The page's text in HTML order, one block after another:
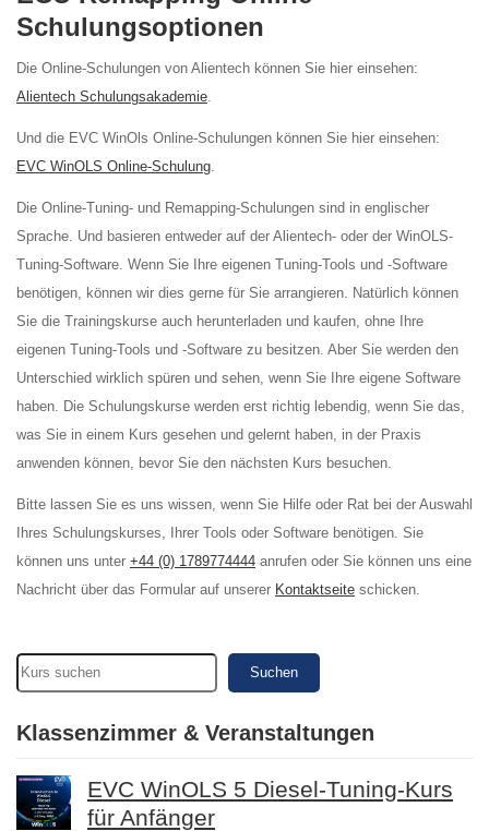
Schulungsoptionen
Die Online-Schulungen von Alientech können Sie hier einsehen:
Alientech Schulungsakademie
Und die EVC WinOls Online-Schulungen können Sie hier einsehen:
EVC WinOLS Online-Schulung
Die Online-Tuning- und Remapping-Schulungen sind in englischer
Sprache. Und basieren entweder auf der Alientech- oder der WinOLS-
Tuning-Software. Wenn Sie Ihre eigenen Tuning-Tools und -Software
benötigen, können wir dies gerne für Sie arrangieren. Natürlich können
Sie die Trainingskurse auch herunterladen und kaufen, ohne Ihre
eigenen Tuning-Tools und -Software zu besitzen. Aber Sie werden den
Unterschied wirklich spüren und sehen, wenn Sie Ihre eigene Software
haben. Die Schulungskurse werden erst richtig lebendig, wenn Sie das,
was Sie in einem Kurs gesehen und gelernt haben, in der Praxis
anwenden können, bevor Sie den nächsten Kurs besuchen.
Bitte lassen Sie es uns wissen, wenn Sie Hilfe oder Rat bei der Auswahl
Ihres Schulungskurses, Ihrer Tools oder Software benötigen. Sie
können uns unter +44 (0) 1789774444 anrufen oder Sie können uns eine
Nachricht über das Formular auf unserer Kontaktseite schicken.
Suchen
Klassenzimmer & Veranstaltungen
EVC WinOLS 5 Diesel-Tuning-Kurs
für Anfänger